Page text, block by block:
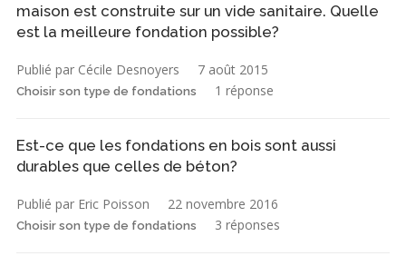
maison est construite sur un vide sanitaire. Quelle
est la meilleure fondation possible?
Publié par Cécile Desnoyers 7 août 2015
Choisir son type de fondations 1 réponse
Est-ce que les fondations en bois sont aussi
durables que celles de béton?
Publié par Eric Poisson 22 novembre 2016
Choisir son type de fondations 3 réponses